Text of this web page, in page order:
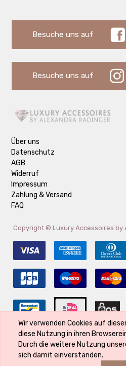
Wir verwenden Cookies auf
diese Nutzung in ihren
Durch die weitere Nutzung
sich damit einverstanden.
Besuche uns auf
Besuche uns auf
Über uns
Datenschutz
AGB
Widerruf
Impressum
Zahlung & Versand
FAQ
Copyright © Luxury Accessoires by
Der Markenname ist Eigentum des
weil er Bestandteil des Produktes ist